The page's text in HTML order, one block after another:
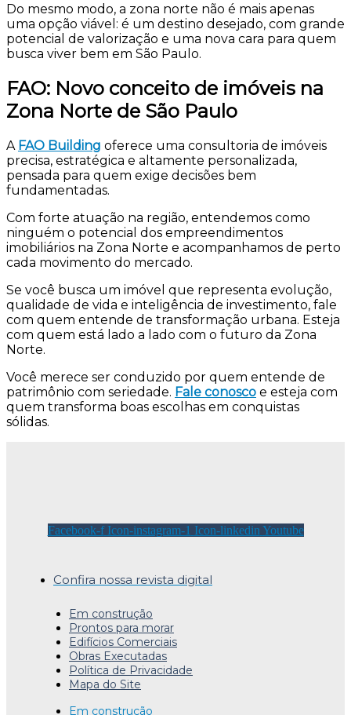
Do mesmo modo, a zona norte não é mais apenas
uma opção viável: é um destino desejado, com grande
potencial de valorização e uma nova cara para quem
busca viver bem em São Paulo.
FAO: Novo conceito de imóveis na
Zona Norte de São Paulo
A FAO Building oferece uma consultoria de imóveis
precisa, estratégica e altamente personalizada,
pensada para quem exige decisões bem
fundamentadas.
Com forte atuação na região, entendemos como
ninguém o potencial dos empreendimentos
imobiliários na Zona Norte e acompanhamos de perto
cada movimento do mercado.
Se você busca um imóvel que representa evolução,
qualidade de vida e inteligência de investimento, fale
com quem entende de transformação urbana. Esteja
com quem está lado a lado com o futuro da Zona
Norte.
Você merece ser conduzido por quem entende de
patrimônio com seriedade. Fale conosco e esteja com
quem transforma boas escolhas em conquistas
sólidas.
Facebook-f Icon-instagram-1 Icon-linkedin Youtube
Confira nossa revista digital
Em construção
Prontos para morar
Edifícios Comerciais
Obras Executadas
Política de Privacidade
Mapa do Site
Em construção